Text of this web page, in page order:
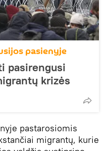
pasienyje
pasirengusi
krizės
pastarosiomis
migrantų, kurie